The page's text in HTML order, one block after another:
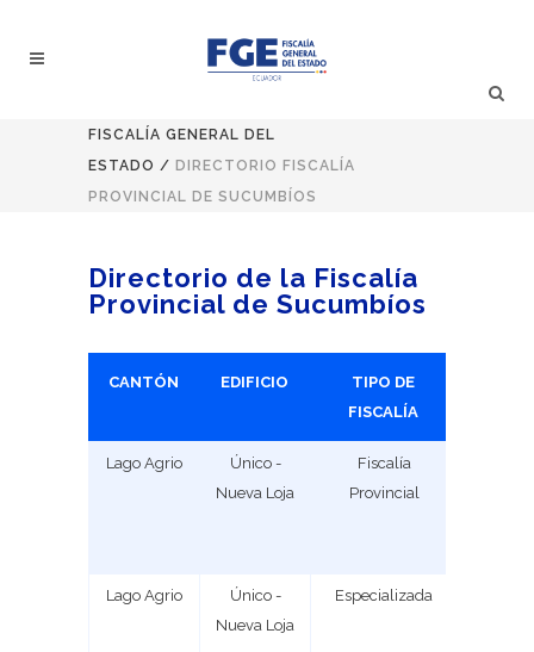
FISCALÍA GENERAL DEL
ESTADO / DIRECTORIO FISCALÍA
PROVINCIAL DE SUCUMBÍOS
Directorio de la Fiscalía
Provincial de Sucumbíos
CANTÓN EDIFICIO
TIPO DE
FISCALÍA
Lago Agrio
Único -
Nueva Loja
Fiscalía
Provincial
Lago Agrio
Único -
Nueva Loja
Especializada